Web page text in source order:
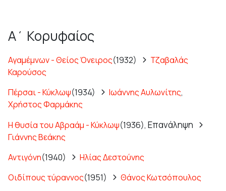
Α΄ Κορυφαίος
Αγαμέμνων - Θείος Όνειρος(1932)
Τζαβαλάς
Καρούσος
Πέρσαι - Κύκλωψ(1934) Ιωάννης Αυλωνίτης,
Χρήστος Φαρμάκης
Η θυσία του Αβραάμ - Κύκλωψ(1936), Επανάληψη
Γιάννης Βεάκης
Αντιγόνη(1940)
Ηλίας Δεστούνης
Οιδίπους τύραννος(1951)
Θάνος Κωτσόπουλος